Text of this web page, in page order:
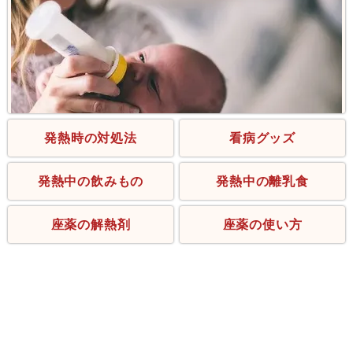
発熱時の対処法 看病グッズ
発熱中の飲みもの 発熱中の離乳食
座薬の解熱剤 座薬の使い方